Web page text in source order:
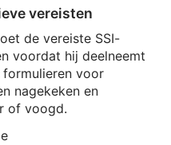
vereisten
de vereiste SSI-
voordat hij deelneemt
formulieren voor
nagekeken en
of voogd.